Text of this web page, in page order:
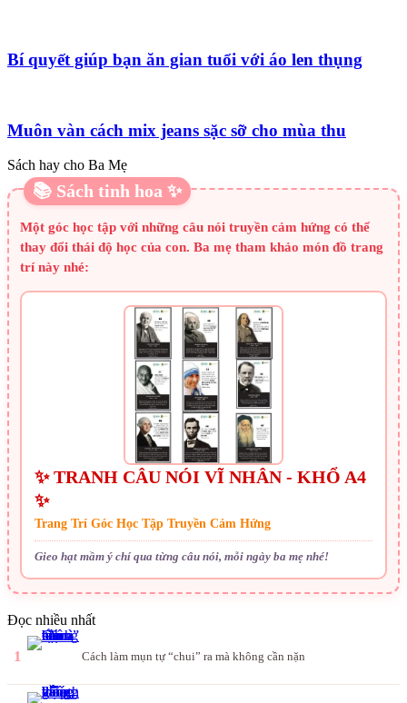
Bí quyết giúp bạn ăn gian tuổi với áo len thụng
Muôn vàn cách mix jeans sặc sỡ cho mùa thu
Sách hay cho Ba Mẹ
📚 Sách tinh hoa ✨
Một góc học tập với những câu nói truyền cảm hứng có thể
thay đổi thái độ học của con. Ba mẹ tham khảo món đồ trang
trí này nhé:
✨ TRANH CÂU NÓI VĨ NHÂN - KHỔ A4
✨
Trang Trí Góc Học Tập Truyền Cảm Hứng
Gieo hạt mầm ý chí qua từng câu nói, mỗi ngày ba mẹ nhé!
Đọc nhiều nhất
1 Cách làm mụn tự “chui” ra mà không cần nặn